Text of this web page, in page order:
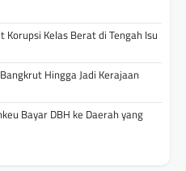
Korupsi Kelas Berat di Tengah Isu
Hingga Jadi Kerajaan
Bayar DBH ke Daerah yang